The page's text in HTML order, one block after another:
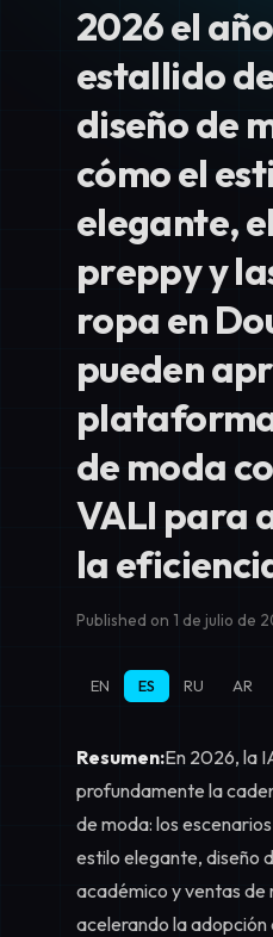
2026 el
estallido
diseño de
cómo el
elegante,
preppy y
ropa en
pueden
de moda
VALI para
la
Published on 1 de julio de
EN ES RU AR
Resumen:En 2026, la
profundamente la
de moda: los
estilo elegante, diseño
académico yventas de
acelerando la